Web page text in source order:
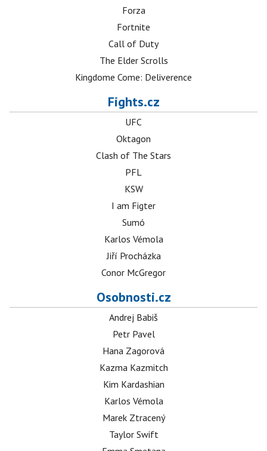
Forza
Fortnite
Call of Duty
The Elder Scrolls
Kingdome Come: Deliverence
Fights.cz
UFC
Oktagon
Clash of The Stars
PFL
KSW
I am Figter
Sumó
Karlos Vémola
Jiří Procházka
Conor McGregor
Osobnosti.cz
Andrej Babiš
Petr Pavel
Hana Zagorová
Kazma Kazmitch
Kim Kardashian
Karlos Vémola
Marek Ztracený
Taylor Swift